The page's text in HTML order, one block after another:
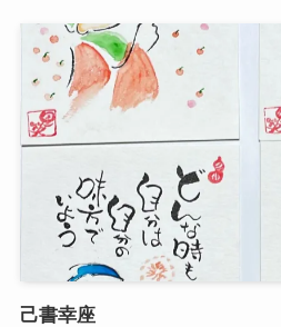
己書幸座